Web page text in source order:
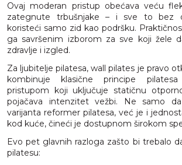
Ovaj moderan pristup obećava veću
zategnute trbušnjake – i sve to bez
koristeći samo zid kao podršku.
ga savršenim izborom za sve koji žele
zdravlje i izgled.
Za ljubitelje pilatesa, wall pilates je pravo
kombinuje klasične principe
pristupom koji uključuje statičnu
pojačava intenzitet vežbi. Ne samo
varijanta reformer pilatesa, već je i
kod kuće, čineći je dostupnom širokom
Evo pet glavnih razloga zašto bi trebalo
pilatesu: